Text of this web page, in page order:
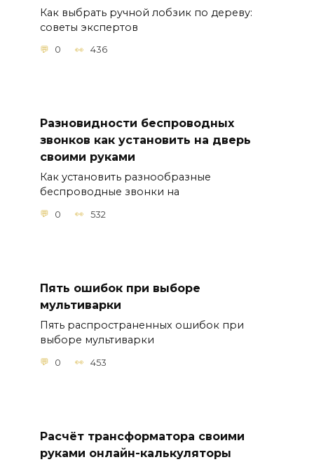
Как выбрать ручной лобзик по дереву:
советы экспертов
0 436
Разновидности беспроводных
звонков как установить на дверь
своими руками
Как установить разнообразные
беспроводные звонки на
0 532
Пять ошибок при выборе
мультиварки
Пять распространенных ошибок при
выборе мультиварки
0 453
Расчёт трансформатора своими
руками онлайн-калькуляторы